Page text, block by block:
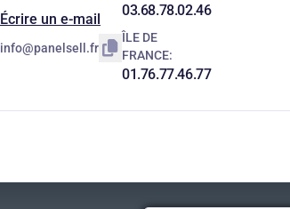
Écrire un e-mail
info@panelsell.fr
03.68.78.02.46
ÎLE DE
FRANCE:
01.76.77.46.77